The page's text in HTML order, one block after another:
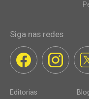
Siga nas redes
Editorias